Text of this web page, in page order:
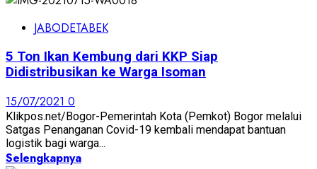
JABODETABEK
5 Ton Ikan Kembung dari KKP Siap
Didistribusikan ke Warga Isoman
15/07/2021 0
Klikpos.net/Bogor-Pemerintah Kota (Pemkot) Bogor melalui
Satgas Penanganan Covid-19 kembali mendapat bantuan
logistik bagi warga...
Selengkapnya